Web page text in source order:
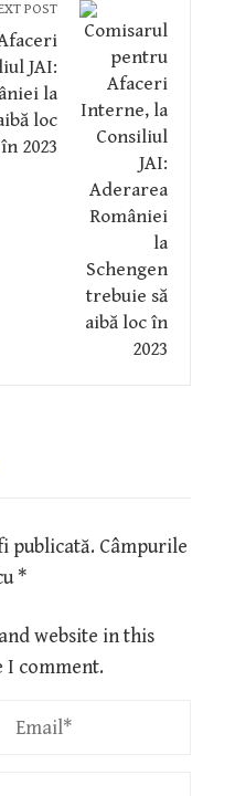
POST
JAI:
la
loc
în 2023
publicată. Câmpurile
*
website in this
I comment.